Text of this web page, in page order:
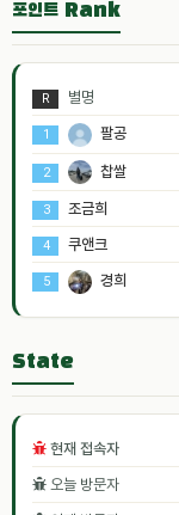
포인트 Rank
R 별명
1 팔공
2 찹쌀
3 조금희
4 쿠앤크
5 경희
State
현재 접속자
오늘 방문자